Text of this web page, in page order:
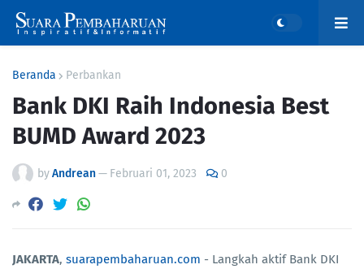
Beranda Perbankan
Bank DKI Raih Indonesia Best
BUMD Award 2023
byAndrean— Februari 01, 2023 0
JAKARTA, suarapembaharuan.com - Langkah aktif Bank DKI